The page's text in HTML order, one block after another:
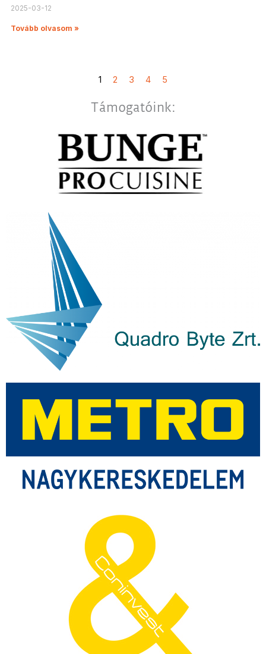
2025-03-12
Tovább olvasom »
1 2 3 4 5
Támogatóink: